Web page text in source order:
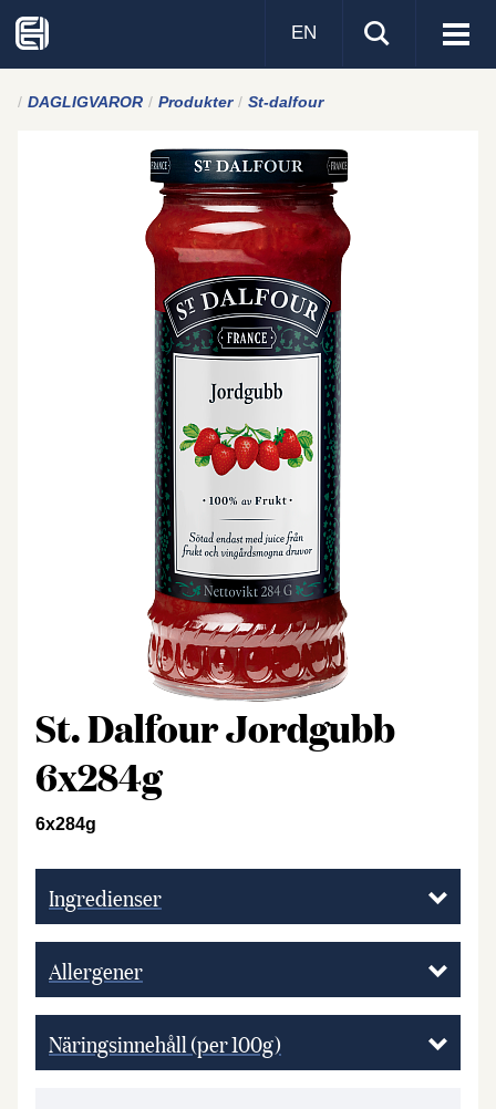
Visa
EN
DAGLIGVAROR Produkter St-dalfour
St. Dalfour Jordgubb
6x284g
6x284g
Ingredienser
Allergener
Näringsinnehåll (per 100g)